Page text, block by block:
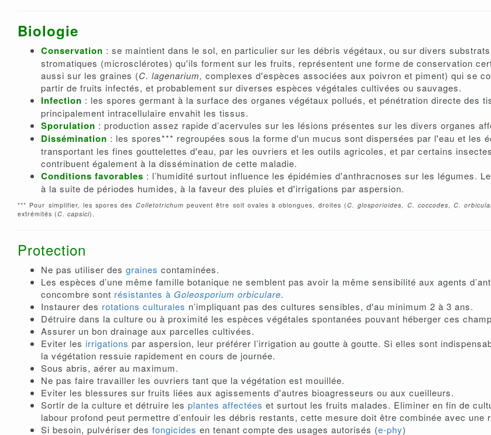
Biologie
Conservation : se maintient dans le sol, en particulier sur les débris végétaux, ou sur divers
stromatiques (microsclérotes) qu'ils forment sur les fruits, représentent une forme de conservation
aussi sur les graines (C. lagenarium, complexes d'espèces associées aux poivron et piment) qui se
partir de fruits infectés, et probablement sur diverses espèces végétales cultivées ou sauvages.
Infection : les spores germant à la surface des organes végétaux pollués, et pénétration directe des
principalement intracellulaire envahit les tissus.
Sporulation : production assez rapide d’acervules sur les lésions présentes sur les divers organes
Dissémination : les spores*** regroupées sous la forme d'un mucus sont dispersées par l'eau et les
transportant les fines gouttelettes d'eau, par les ouvriers et les outils agricoles, et par certains
contribuent également à la dissémination de cette maladie.
Conditions favorables : l’humidité surtout influence les épidémies d'anthracnoses sur les légumes.
à la suite de périodes humides, à la faveur des pluies et d'irrigations par aspersion.
*** Pour simplifier, les spores des Colletotrichum peuvent être soit ovales à oblongues, droites (C. glosporioides, C. coccodes,C.
extrémités (C. capsici).
Protection
Ne pas utiliser des graines contaminées.
Les espèces d’une même famille botanique ne semblent pas avoir la même sensibilité aux agents
concombre sont résistantes à Goleosporium orbiculare.
Instaurer des rotations culturales n’impliquant pas des cultures sensibles, d'au minimum 2 à 3 ans.
Détruire dans la culture ou à proximité les espèces végétales spontanées pouvant héberger ces
Assurer un bon drainage aux parcelles cultivées.
Eviter les irrigations par aspersion, leur préférer l’irrigation au goutte à goutte. Si elles sont
la végétation ressuie rapidement en cours de journée.
Sous abris, aérer au maximum.
Ne pas faire travailler les ouvriers tant que la végétation est mouillée.
Eviter les blessures sur fruits liées aux agissements d'autres bioagresseurs ou aux cueilleurs.
Sortir de la culture et détruire les plantes affectées et surtout les fruits malades. Eliminer en fin de
labour profond peut permettre d’enfouir les débris restants, cette mesure doit être combinée avec une
Si besoin, pulvériser des fongicides en tenant compte des usages autorisés (e-phy)